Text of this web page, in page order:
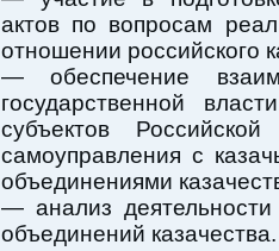
актов по вопросам
отношении российского
— обеспечение
государственной
субъектов
самоуправления с
объединениями
— анализ
объединений казачества.